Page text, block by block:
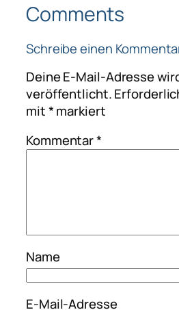
Comments
Schreibe einen
Deine E-Mail-Adresse
veröffentlicht.
mit*markiert
Kommentar*
Name
E-Mail-Adresse